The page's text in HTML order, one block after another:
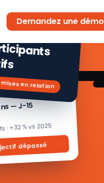
Demandez une démo
— J-15
· +32 % vs 2025
dépassé
de
mises en relation